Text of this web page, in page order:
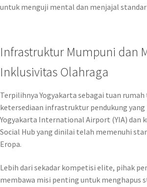
untuk menguji mental dan menjajal
Infrastruktur Mumpuni dan
Inklusivitas Olahraga
Terpilihnya Yogyakarta sebagai tuan
ketersediaan infrastruktur pendukung
Yogyakarta International Airport (YIA) dan
Social Hub yang dinilai telah memenuhi
Eropa.
Lebih dari sekadar kompetisi elite, pihak
membawa misi penting untuk menghapus